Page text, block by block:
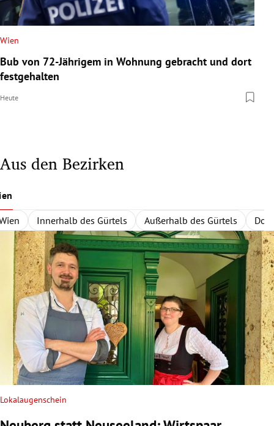
Wien
Bub von 72-Jährigem in Wohnung gebracht und dort
festgehalten
Heute
Aus den Bezirken
Innerhalb des Gürtels Außerhalb des Gürtels
Lokalaugenschein